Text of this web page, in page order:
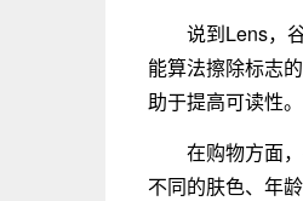
说到Lens，
能算法擦除标志
助于提高可读性。
在购物方面
不同的肤色、年